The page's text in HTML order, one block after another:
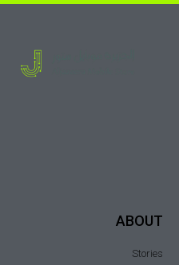
ABOUT
Stories